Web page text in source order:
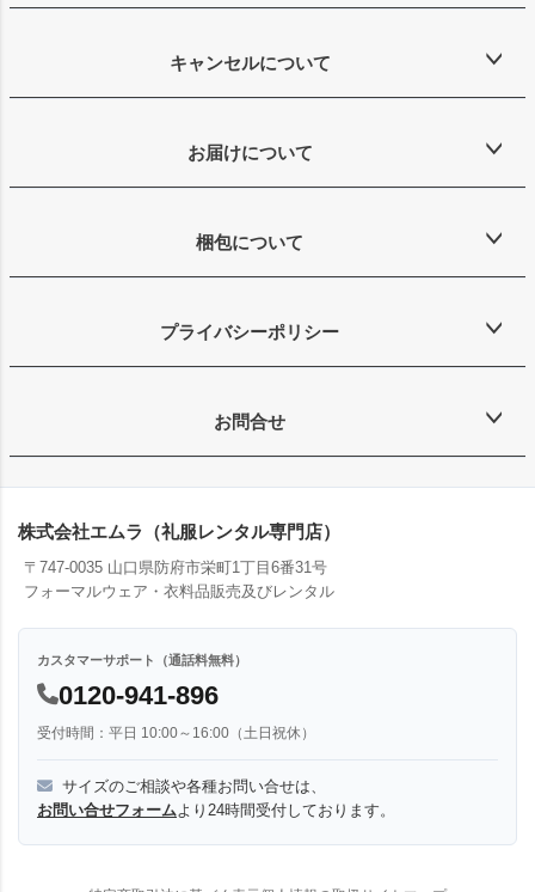
キャンセルについて
お届けについて
梱包について
プライバシーポリシー
お問合せ
株式会社エムラ（礼服レンタル専門店）
〒747-0035 山口県防府市栄町1丁目6番31号
フォーマルウェア・衣料品販売及びレンタル
カスタマーサポート（通話料無料）
0120-941-896
受付時間：平日 10:00～16:00（土日祝休）
サイズのご相談や各種お問い合せは、
お問い合せフォーム より24時間受付しております。